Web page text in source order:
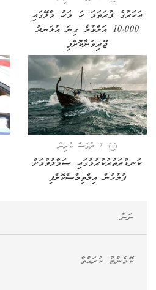
އަހަރުގެ ފުރަތަމަ ހަ މަހު މާލޭގައި
10،000 އަށްވުރެ ގިނަ އުޅަނދު
ޖޫރިމަނާކޮށްފި
7 ދުވަސް ކުރިން
ކަނޑުދަތުރުކުރުމުގައި ސަމާލުވުމަށް
ފުލުހުން އިލްތިމާސްކޮށްފި